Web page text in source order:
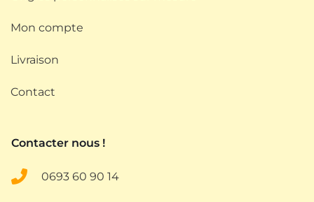
Mon compte
Livraison
Contact
Contacter nous !
069360 90 14